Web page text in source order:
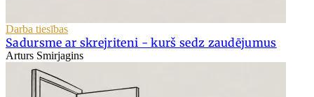
Darba tiesības
Sadursme ar skrejriteni - kurš sedz zaudējumus
Arturs Smirjagins